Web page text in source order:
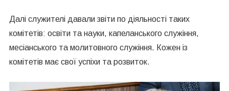
Далі служителі давали звіти по діяльності таких
комітетів: освіти та науки, капеланськогослужіння,
месіанського та молитовного служіння. Кожен із
комітетів має свої успіхи та розвиток.